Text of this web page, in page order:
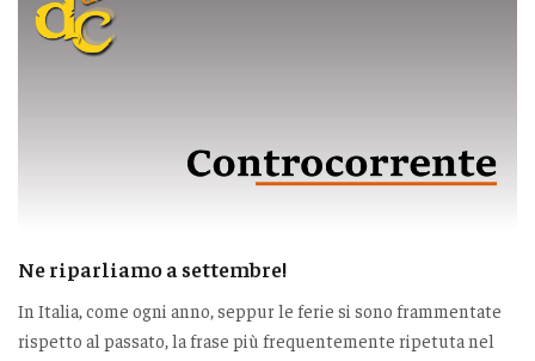
Ne riparliamo a settembre!
In Italia, come ogni anno, seppur le ferie si sono frammentate
rispetto al passato, la frase più frequentemente ripetuta nel